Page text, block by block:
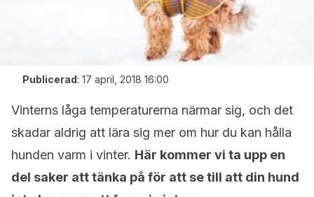
Publicerad: 17 april, 2018 16:00
Vinterns låga temperaturerna närmar sig, och det
skadar aldrig att lära sig mer om hur du kan hålla
hunden varm i vinter. Här kommer vi ta upp en
del saker att tänka på för att se till att din hund